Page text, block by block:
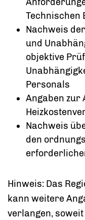
Technischen
Nachweis
und
objektive
Personals
Angaben zur
Nachweis
den
Hinweis: Das
kann weitere
verlangen,